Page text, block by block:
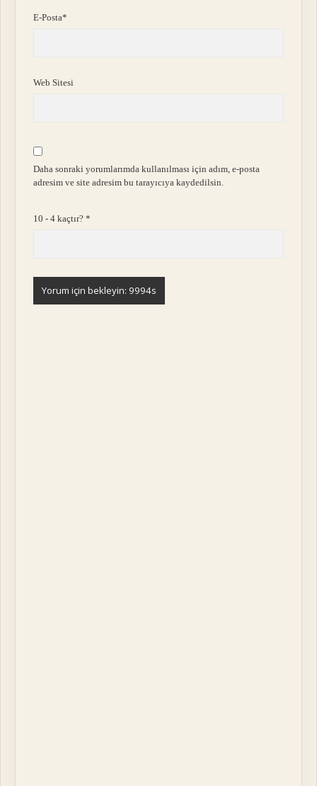
E-Posta*
Web Sitesi
Daha sonraki yorumlarımda kullanılması için adım, e-posta
adresim ve site adresim bu tarayıcıya kaydedilsin.
10 - 4 kaçtır?*